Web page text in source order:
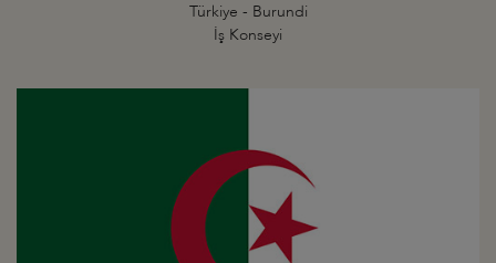
Türkiye - Burundi
İş Konseyi